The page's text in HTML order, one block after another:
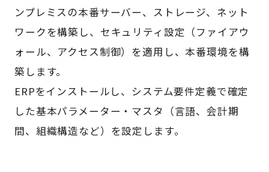
ンプレミスの本番サーバー、ストレージ、ネット
ワークを構築し、セキュリティ設定（ファイアウ
ォール、アクセス制御）を適用し、本番環境を構
築します。
ERPをインストールし、システム要件定義で確定
した基本パラメーター・マスタ（言語、会計期
間、組織構造など）を設定します。